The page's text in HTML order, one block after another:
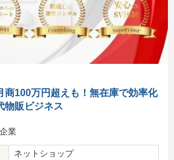
商100万円超えも！無在庫で効率化
物販ビジネス
業
ネットショップ